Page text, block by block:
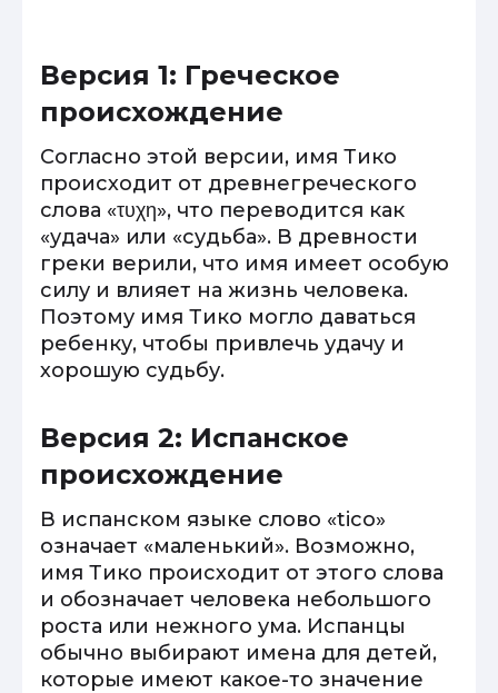
Версия 1: Греческое
происхождение
Согласно этой версии, имя Тико
происходит от древнегреческого
слова «τυχη», что переводится как
«удача» или «судьба». В древности
греки верили, что имя имеет особую
силу и влияет на жизнь человека.
Поэтому имя Тико могло даваться
ребенку, чтобы привлечь удачу и
хорошую судьбу.
Версия 2: Испанское
происхождение
В испанском языке слово «tico»
означает «маленький». Возможно,
имя Тико происходит от этого слова
и обозначает человека небольшого
роста или нежного ума. Испанцы
обычно выбирают имена для детей,
которые имеют какое-то значение